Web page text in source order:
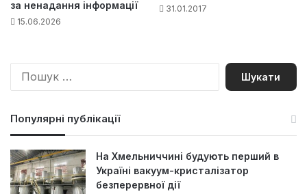
за ненадання інформації
15.06.2026
31.01.2017
П
Популярні публікації
На Хмельниччині будують перший в
Україні вакуум-кристалізатор
безперервної дії